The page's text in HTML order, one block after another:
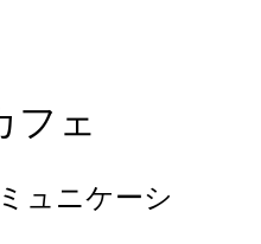
フェ
ュニケーシ